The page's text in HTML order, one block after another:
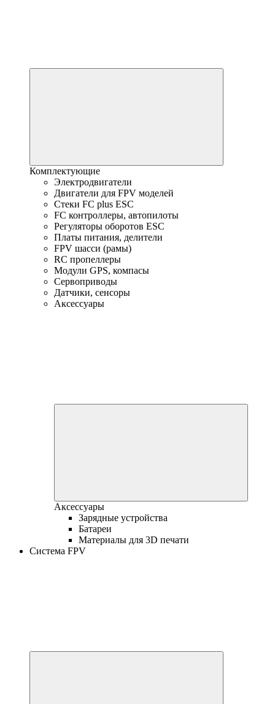
Комплектующие
Электродвигатели
Двигатели для FPV моделей
Стеки FC plus ESC
FC контроллеры, автопилоты
Регуляторы оборотов ESC
Платы питания, делители
FPV шасси (рамы)
RC пропеллеры
Модули GPS, компасы
Сервоприводы
Датчики, сенсоры
Аксессуары
Аксессуары
Зарядные устройства
Батареи
Материалы для 3D печати
Система FPV